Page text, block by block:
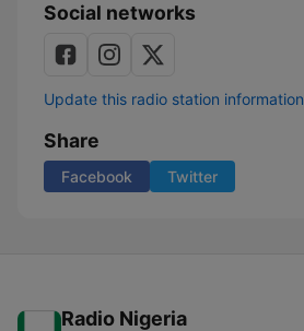
Social networks
Update this radio station information
Share
Facebook Twitter
Radio Nigeria